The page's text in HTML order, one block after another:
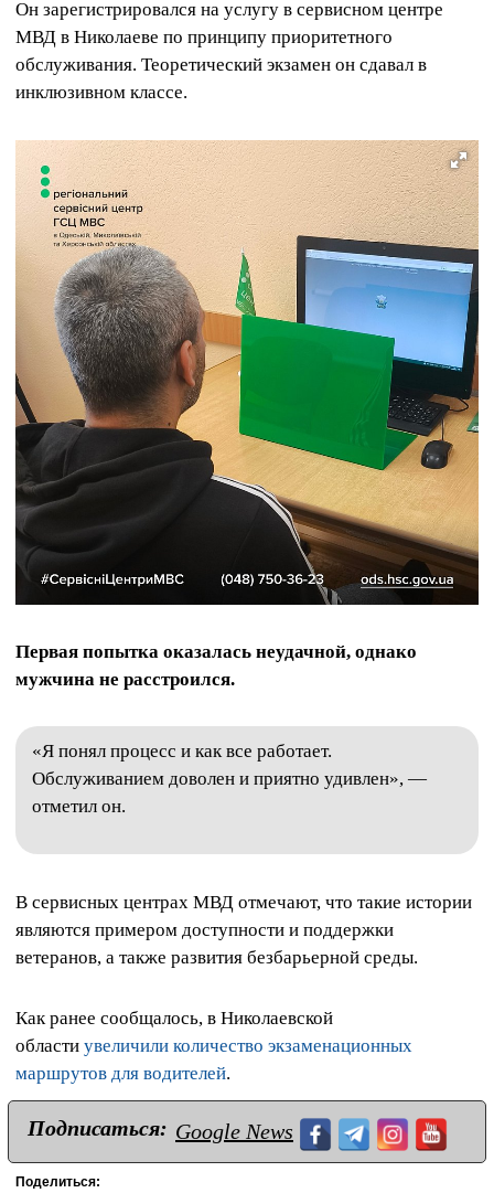
Он зарегистрировался на услугу в сервисном центре
МВД в Николаеве по принципу приоритетного
обслуживания. Теоретический экзамен он сдавал в
инклюзивном классе.
Первая попытка оказалась неудачной, однако
мужчина не расстроился.
«Я понял процесс и как все работает.
Обслуживанием доволен и приятно удивлен», —
отметил он.
В сервисных центрах МВД отмечают, что такие истории
являются примером доступности и поддержки
ветеранов, а также развития безбарьерной среды.
Как ранее сообщалось, в Николаевской
области увеличили количество экзаменационных
маршрутов для водителей.
Подписаться: Google News
Поделиться: